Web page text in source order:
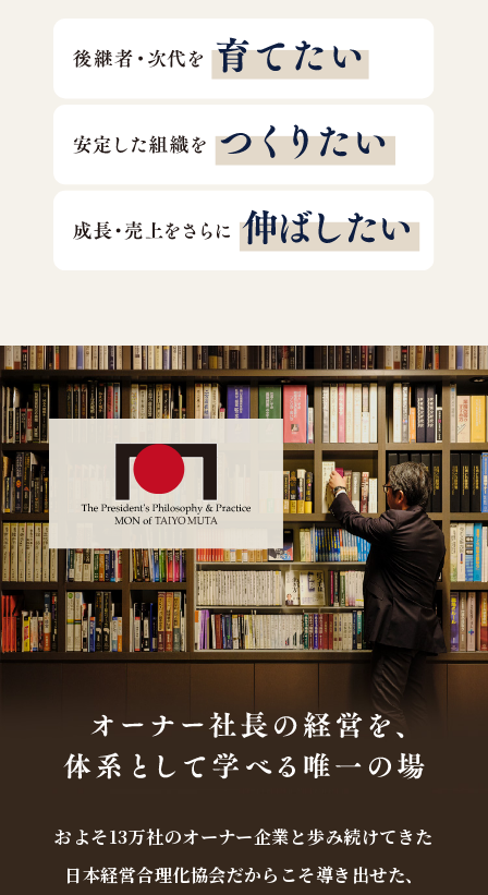
およそ13万社のオーナー企業と歩み続けてきた
日本経営合理化協会だからこそ導き出せた、